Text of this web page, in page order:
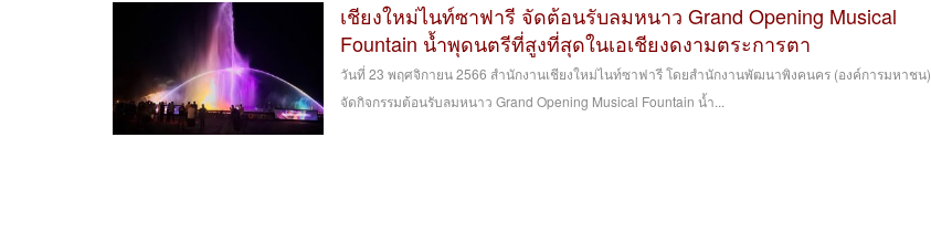
เชียงใหม่ไนท์ซาฟารี จัดต้อนรับลมหนาว Grand Opening Musical
Fountain น้ำพุดนตรีที่สูงที่สุดในเอเชียงดงามตระการตา
วันที่ 23 พฤศจิกายน 2566 สำนักงานเชียงใหม่ไนท์ซาฟารี โดยสำนักงานพัฒนาพิงคนคร (องค์การมหาชน)
จัดกิจกรรมต้อนรับลมหนาว Grand Opening Musical Fountain น้ำ...